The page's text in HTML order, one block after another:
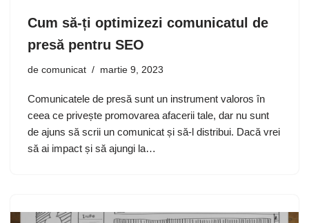
Cum să-ți optimizezi comunicatul de
presă pentru SEO
de comunicat martie 9, 2023
Comunicatele de presă sunt un instrument valoros în
ceea ce privește promovarea afacerii tale, dar nu sunt
de ajuns să scrii un comunicat și să-l distribui. Dacă vrei
să ai impact și să ajungi la…